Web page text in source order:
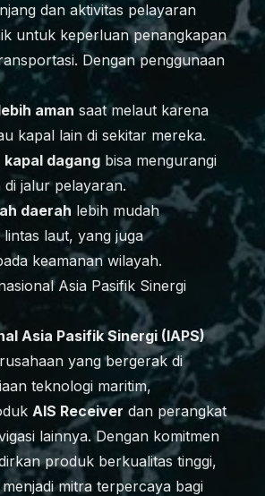
dan aktivitas pelayaran
untuk keperluan penangkapan
Dengan penggunaan
aman saat melaut karena
kapal lain di sekitar mereka.
dagang bisa mengurangi
jalur pelayaran.
daerah lebih mudah
laut, yang juga
keamanan wilayah.
Asia Pasifik Sinergi
Asia Pasifik Sinergi (IAPS)
yang bergerak di
teknologi maritim,
AIS Receiver dan perangkat
lainnya. Dengan komitmen
produk berkualitas tinggi,
mitra terpercaya bagi